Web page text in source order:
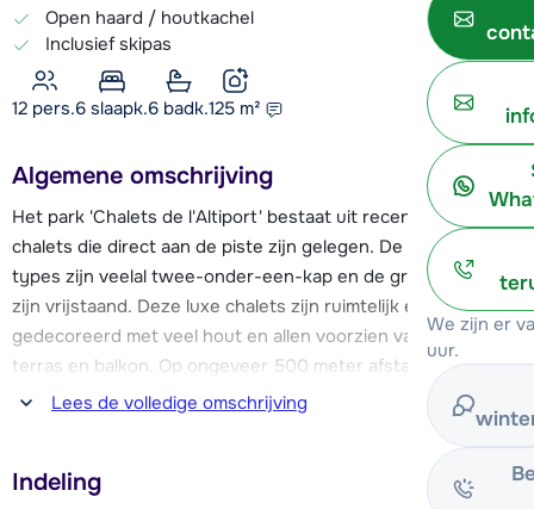
We zijn er
uur.
Open haard / houtkachel
Inclusief skipas
12 pers.6 slaapk.6 badk.125 m²
Algemene omschrijving
Het park 'Chalets de l'Altiport' bestaat uit recent gebouwde
chalets die direct aan de piste zijn gelegen. De kleinere
types zijn veelal twee-onder-een-kap en de grotere types
zijn vrijstaand. Deze luxe chalets zijn ruimtelijk en mooi
gedecoreerd met veel hout en allen voorzien van eigen
terras en balkon. Op ongeveer 500 meter afstand van het
Bergers winkelcentrum, via de piste is dit nog iets korter. In
dit winkelcentrum zijn onder andere diverse restaurants,
een supermarkt, barretjes met terras, skiverhuur en de
skischool (ESF) te vinden.
Lees de volledige omschrijving
Indeling